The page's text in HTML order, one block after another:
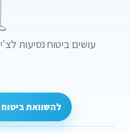
עושים ביטוח נסיעות
להשוואת